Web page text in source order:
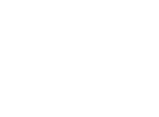
Kollegen